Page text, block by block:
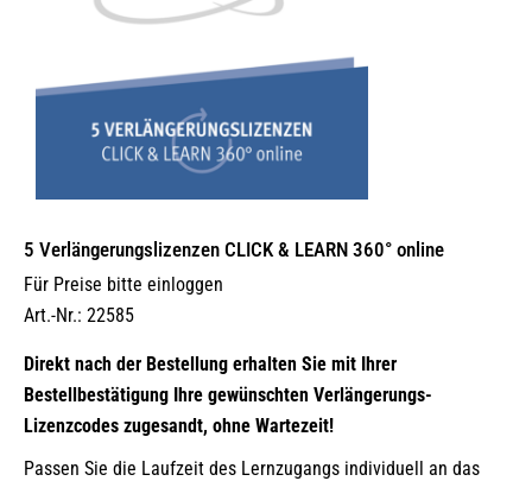
5 Verlängerungs­lizenzen CLICK & LEARN 360° online
Für Preise bitte einloggen
Art.-Nr.: 22585
Direkt nach der Bestellung erhalten Sie mit Ihrer
Bestellbestätigung Ihre gewünschten Verlängerungs-
Lizenzcodes zugesandt, ohne Wartezeit!
Passen Sie die Laufzeit des Lernzugangs individuell an das